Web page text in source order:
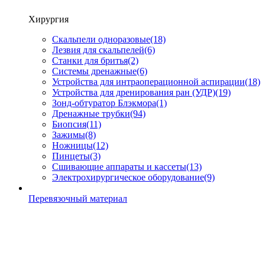
Хирургия
Скальпели одноразовые(18)
Лезвия для скальпелей(6)
Станки для бритья(2)
Системы дренажные(6)
Устройства для интраоперационной аспирации(18)
Устройства для дренирования ран (УДР)(19)
Зонд-обтуратор Блэкмора(1)
Дренажные трубки(94)
Биопсия(11)
Зажимы(8)
Ножницы(12)
Пинцеты(3)
Сшивающие аппараты и кассеты(13)
Электрохирургическое оборудование(9)
Перевязочный материал